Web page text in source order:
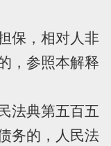
，相对人非
，参照本解释
典第五百五
务的，人民法